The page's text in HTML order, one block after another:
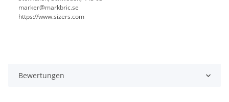
marker@markbric.se
https://www.sizers.com
Bewertungen